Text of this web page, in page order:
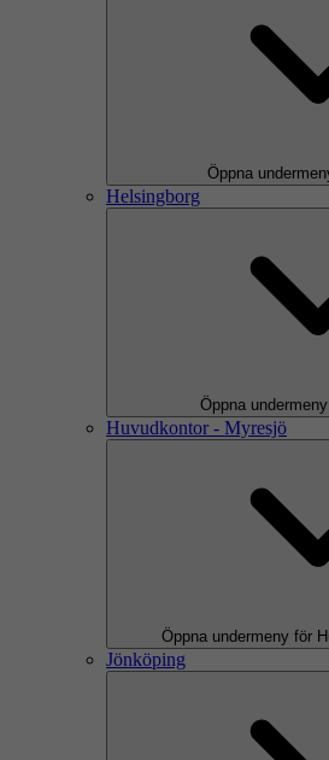
Öppna
Helsingborg
Öppna
Huvudkontor - Myresjö
Öppna undermeny för
Jönköping